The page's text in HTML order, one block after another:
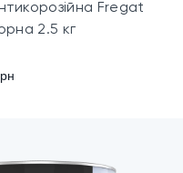
Fregat
2.5 кг